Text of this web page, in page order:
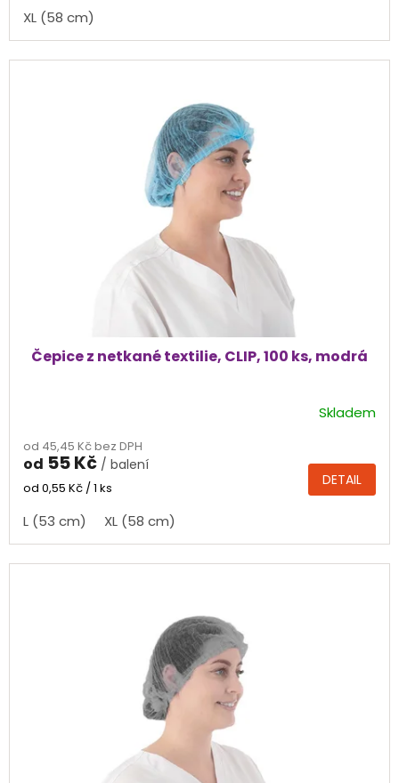
5
hvězdiček.
XL (58 cm)
Čepice z netkané textilie, CLIP, 100 ks, modrá
produktu
je
5,0
5
hvězdiček.
Skladem
od 45,45 Kč bez DPH
od 55 Kč / balení
Měrná
od 0,55 Kč / 1 ks DETAIL
L (53 cm) XL (58 cm)